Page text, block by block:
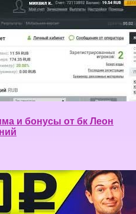
и бонусы от бк Леон